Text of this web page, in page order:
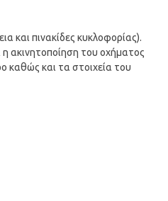
και πινακίδες κυκλοφορίας).
ακινητοποίηση του οχήματος
καθώς και τα στοιχεία του